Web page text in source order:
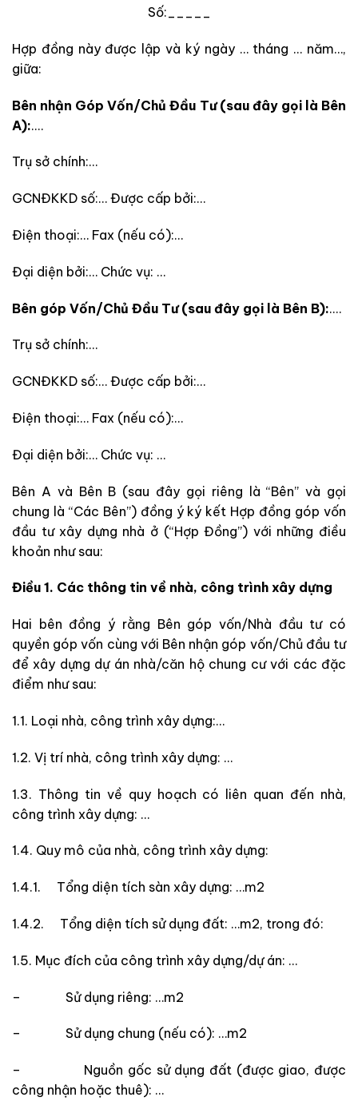
Số:_____
Hợp đồng này được lập và ký ngày … tháng … năm…,
giữa:
Bên nhận Góp Vốn/Chủ Đầu Tư (sau đây gọi là Bên
A):.…
Trụ sở chính:…
GCNĐKKD số:… Được cấp bởi:…
Điện thoại:… Fax (nếu có):…
Đại diện bởi:… Chức vụ: …
Bên góp Vốn/Chủ Đầu Tư (sau đây gọi là Bên B):.…
Trụ sở chính:…
GCNĐKKD số:… Được cấp bởi:…
Điện thoại:… Fax (nếu có):…
Đại diện bởi:… Chức vụ: …
Bên A và Bên B (sau đây gọi riêng là “Bên” và gọi
chung là “Các Bên”) đồng ý ký kết Hợp đồng góp vốn
đầu tư xây dựng nhà ở (“Hợp Đồng”) với những điều
khoản như sau:
Điều 1. Các thông tin về nhà, công trình xây dựng
Hai bên đồng ý rằng Bên góp vốn/Nhà đầu tư có
quyền góp vốn cùng với Bên nhận góp vốn/Chủ đầu tư
để xây dựng dự án nhà/căn hộ chung cư với các đặc
điểm như sau:
1.1. Loại nhà, công trình xây dựng:…
1.2. Vị trí nhà, công trình xây dựng: …
1.3. Thông tin về quy hoạch có liên quan đến nhà,
công trình xây dựng: …
1.4. Quy mô của nhà, công trình xây dựng:
1.4.1. Tổng diện tích sàn xây dựng: …m2
1.4.2. Tổng diện tích sử dụng đất: …m2, trong đó:
1.5. Mục đích của công trình xây dựng/dự án: …
– Sử dụng riêng: …m2
– Sử dụng chung (nếu có): …m2
– Nguồn gốc sử dụng đất (được giao, được
công nhận hoặc thuê): …